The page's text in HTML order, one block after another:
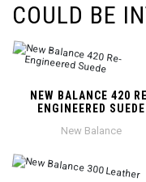
COULD BE
NEW BALANCE 420
ENGINEERED SUEDE
New Balance